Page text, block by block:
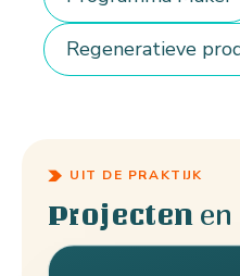
Regeneratieve
UIT DE PRAKTIJK
Projecten